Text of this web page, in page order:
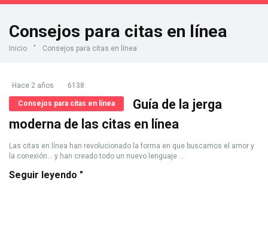
Consejos para citas en línea
Inicio " Consejos para citas en línea
Hace 2 años 6138
Consejos para citas en línea
Guía de la jerga
moderna de las citas en línea
Las citas en línea han revolucionado la forma en que buscamos el amor y
la conexión... y han creado todo un nuevo lenguaje ...
Seguir leyendo "